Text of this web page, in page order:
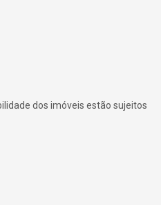
dos imóveis estão sujeitos